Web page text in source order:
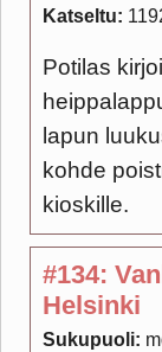
Katseltu:
Potilas
lapun
kohde
kioskille.
#134:
Helsinki
Sukupuoli: